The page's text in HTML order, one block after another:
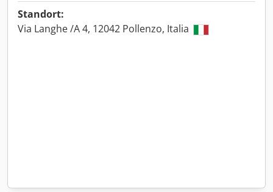
Standort:
Via Langhe /A 4, 12042 Pollenzo, Italia